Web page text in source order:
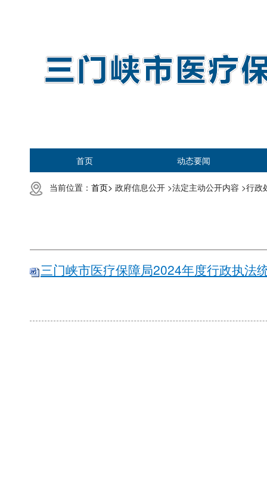
首页 动态要闻
当前位置： 首页> 政府信息公开 >法定主动公开内容 >行政
三门峡市医疗保障局2024年度行政执法